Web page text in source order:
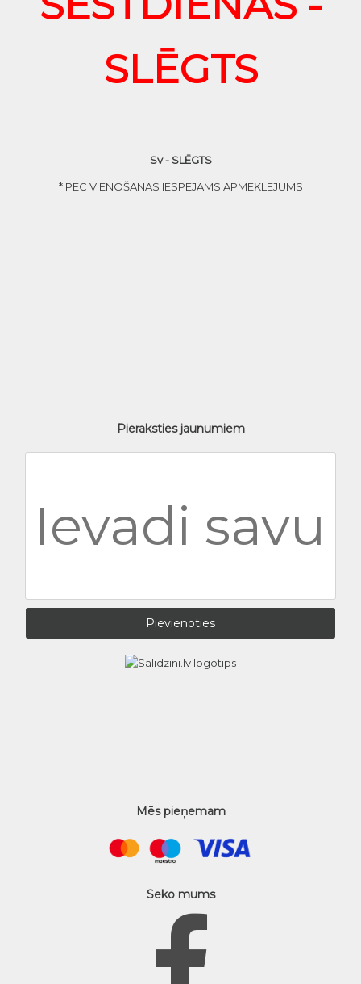
SLĒGTS
Sv - SLĒGTS
* PĒC VIENOŠANĀS IESPĒJAMS APMEKLĒJUMS
Pieraksties jaunumiem
Mēs pieņemam
Seko mums